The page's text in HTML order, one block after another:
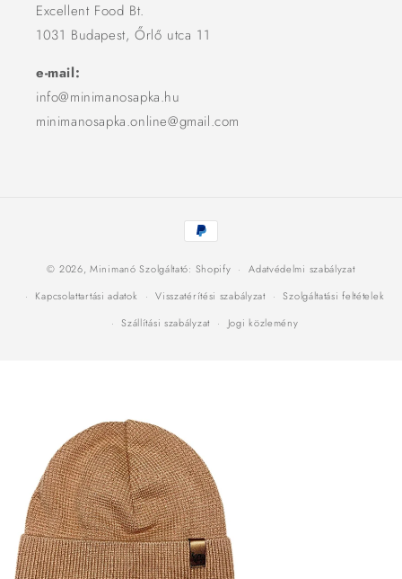
Excellent Food Bt.
1031 Budapest, Őrlő utca 11
e-mail:
info@minimanosapka.hu
minimanosapka.online@gmail.com
Fizetési
módok
© 2026,Minimanó Szolgáltató: Shopify
Adatvédelmi szabályzat
Kapcsolattartási adatok
Visszatérítési szabályzat
Szolgáltatási feltételek
Szállítási szabályzat
Jogi közlemény